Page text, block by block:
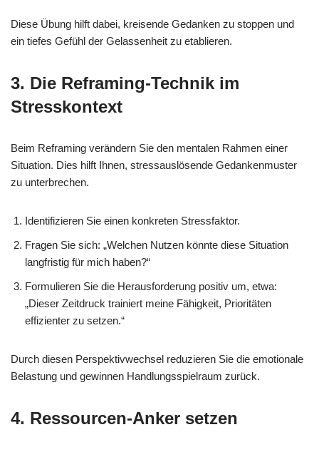
Diese Übung hilft dabei, kreisende Gedanken zu stoppen und
ein tiefes Gefühl der Gelassenheit zu etablieren.
3. Die Reframing-Technik im
Stresskontext
Beim Reframing verändern Sie den mentalen Rahmen einer
Situation. Dies hilft Ihnen, stressauslösende Gedankenmuster
zu unterbrechen.
Identifizieren Sie einen konkreten Stressfaktor.
Fragen Sie sich: „Welchen Nutzen könnte diese Situation
langfristig für mich haben?“
Formulieren Sie die Herausforderung positiv um, etwa:
„Dieser Zeitdruck trainiert meine Fähigkeit, Prioritäten
effizienter zu setzen.“
Durch diesen Perspektivwechsel reduzieren Sie die emotionale
Belastung und gewinnen Handlungsspielraum zurück.
4. Ressourcen-Anker setzen